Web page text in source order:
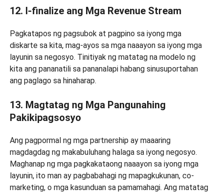
12. I-finalize ang Mga Revenue Stream
Pagkatapos ng pagsubok at pagpino sa iyong mga
diskarte sa kita, mag-ayos sa mga naaayon sa iyong mga
layunin sa negosyo. Tinitiyak ng matatag na modelo ng
kita ang pananatili sa pananalapi habang sinusuportahan
ang paglago sa hinaharap.
13. Magtatag ng Mga Pangunahing
Pakikipagsosyo
Ang pagpormal ng mga partnership ay maaaring
magdagdag ng makabuluhang halaga sa iyong negosyo.
Maghanap ng mga pagkakataong naaayon sa iyong mga
layunin, ito man ay pagbabahagi ng mapagkukunan, co-
marketing, o mga kasunduan sa pamamahagi. Ang matatag